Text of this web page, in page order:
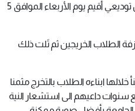
الاسلامية والقرآن وعلومه في حفل توديعي أقيم يوم الأربعاء الموافق 5
زفة الطلاب الخريجين ثم تَلت ذلك
ابناءه الطلاب بالتخرج مثمنا
سنوات داعيهم الى استشعار النية